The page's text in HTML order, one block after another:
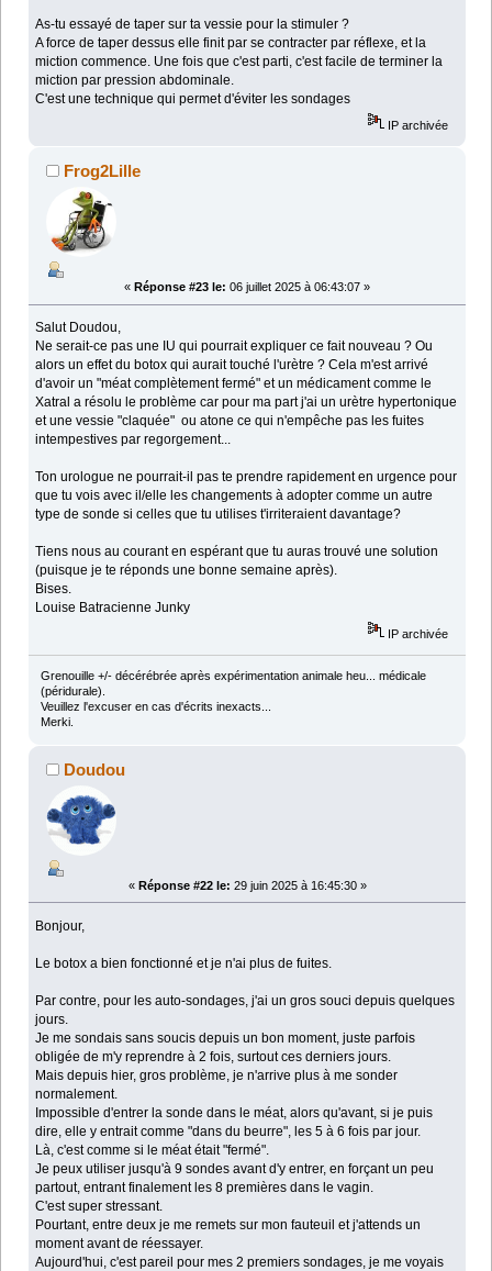
As-tu essayé de taper sur ta vessie pour la stimuler ?
A force de taper dessus elle finit par se contracter par réflexe, et la
miction commence. Une fois que c'est parti, c'est facile de terminer la
miction par pression abdominale.
C'est une technique qui permet d'éviter les sondages
IP archivée
Frog2Lille
« Réponse #23 le: 06 juillet 2025 à 06:43:07 »
Salut Doudou,
Ne serait-ce pas une IU qui pourrait expliquer ce fait nouveau ? Ou
alors un effet du botox qui aurait touché l'urètre ? Cela m'est arrivé
d'avoir un "méat complètement fermé" et un médicament comme le
Xatral a résolu le problème car pour ma part j'ai un urètre hypertonique
et une vessie "claquée" ou atone ce qui n'empêche pas les fuites
intempestives par regorgement...
Ton urologue ne pourrait-il pas te prendre rapidement en urgence pour
que tu vois avec il/elle les changements à adopter comme un autre
type de sonde si celles que tu utilises t'irriteraient davantage?
Tiens nous au courant en espérant que tu auras trouvé une solution
(puisque je te réponds une bonne semaine après).
Bises.
Louise Batracienne Junky
IP archivée
Grenouille +/- décérébrée après expérimentation animale heu... médicale
(péridurale).
Veuillez l'excuser en cas d'écrits inexacts...
Merki.
Doudou
« Réponse #22 le: 29 juin 2025 à 16:45:30 »
Bonjour,
Le botox a bien fonctionné et je n'ai plus de fuites.
Par contre, pour les auto-sondages, j'ai un gros souci depuis quelques
jours.
Je me sondais sans soucis depuis un bon moment, juste parfois
obligée de m'y reprendre à 2 fois, surtout ces derniers jours.
Mais depuis hier, gros problème, je n'arrive plus à me sonder
normalement.
Impossible d'entrer la sonde dans le méat, alors qu'avant, si je puis
dire, elle y entrait comme "dans du beurre", les 5 à 6 fois par jour.
Là, c'est comme si le méat était "fermé".
Je peux utiliser jusqu'à 9 sondes avant d'y entrer, en forçant un peu
partout, entrant finalement les 8 premières dans le vagin.
C'est super stressant.
Pourtant, entre deux je me remets sur mon fauteuil et j'attends un
moment avant de réessayer.
Aujourd'hui, c'est pareil pour mes 2 premiers sondages, je me voyais